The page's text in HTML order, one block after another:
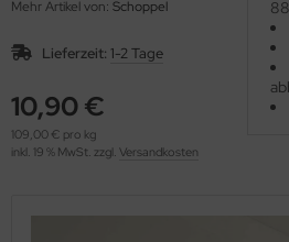
Mehr Artikel von: Schoppel
Lieferzeit: 1-2 Tage
10,90 €
109,00 € pro kg
inkl. 19 % MwSt. zzgl. Versandkosten